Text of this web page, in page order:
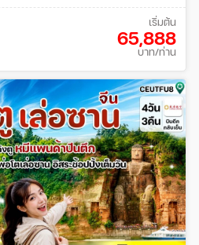
เริ่มต้น
65,888
บาท/ท่าน